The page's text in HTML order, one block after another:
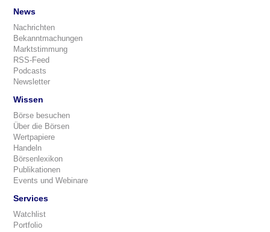
News
Nachrichten
Bekanntmachungen
Marktstimmung
RSS-Feed
Podcasts
Newsletter
Wissen
Börse besuchen
Über die Börsen
Wertpapiere
Handeln
Börsenlexikon
Publikationen
Events und Webinare
Services
Watchlist
Portfolio